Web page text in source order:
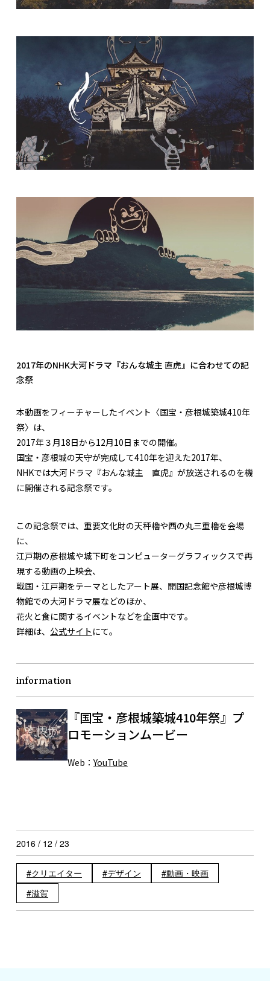
2017年のNHK大河ドラマ『おんな城主 直虎』に合わせての記
念祭
本動画をフィーチャーしたイベント〈国宝・彦根城築城410年
祭〉は、
2017年３月18日から12月10日までの開催。
国宝・彦根城の天守が完成して410年を迎えた2017年、
NHKでは大河ドラマ『おんな城主 直虎』が放送されるのを機
に開催される記念祭です。
この記念祭では、重要文化財の天秤櫓や西の丸三重櫓を会場
に、
江戸期の彦根城や城下町をコンピューターグラフィックスで再
現する動画の上映会、
戦国・江戸期をテーマとしたアート展、開国記念館や彦根城博
物館での大河ドラマ展などのほか、
花火と食に関するイベントなどを企画中です。
詳細は、 公式サイト にて。
information
『国宝・彦根城築城410年祭』プ
ロモーションムービー
Web：YouTube
2016 / 12 / 23
クリエイター デザイン
動画・映画
滋賀